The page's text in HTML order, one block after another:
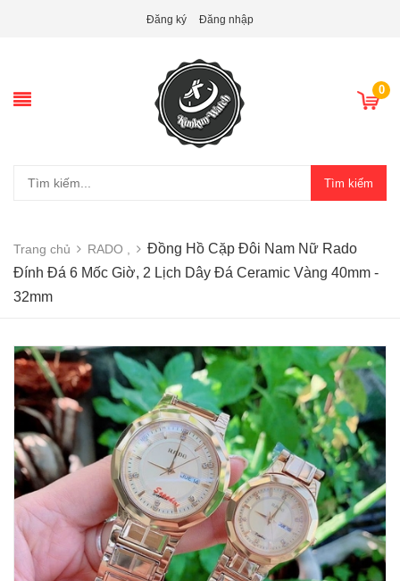
Đăng ký Đăng nhập
0
Tìm kiếm
Trang chủ RADO ,
Đồng Hồ Cặp Đôi Nam Nữ Rado
Đính Đá 6 Mốc Giờ, 2 Lịch Dây Đá Ceramic Vàng 40mm -
32mm